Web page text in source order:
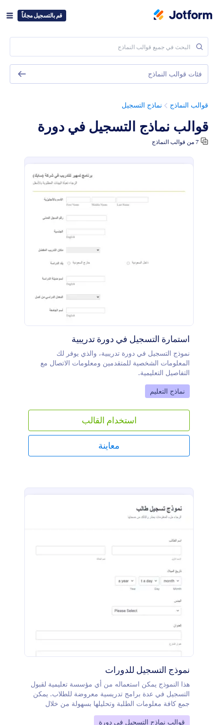
قم بالتسجيل مجاناً
قوالب النماذج نماذج التسجيل
قوالب نماذج التسجيل في دورة
7 من قوالب النماذج
استمارة التسجيل في دورة تدريبية
نموذج التسجيل في دورة تدريبية، والذي يوفر لك
المعلومات الشخصية للمتقدمين ومعلومات الاتصال مع
التفاصيل التعليمية.
Go to Category:
نماذج التعليم
استخدام القالب
معاينة
نموذج التسجيل للدورات
هذا النموذج يمكن استعماله من أي مؤسسة تعليمية لقبول
التسجيل في عدة برامج تدريسية معروضة للطلاب. يمكن
جمع كافة معلومات الطلبة وتحليلها بسهولة من خلال
حسابك. يمكن للطلاب إرسال تعليقاتهم المتعلقة بعملية
التسجيل.
Go to Category:
قوالب نماذج التسجيل في دورة
فئات قوالب النماذج